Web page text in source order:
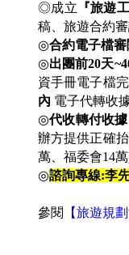
◎成立 『旅遊
稿、旅遊合約
◎合約電子檔審
◎出團前20天
資手冊電子檔
內 電子代轉收
◎代收轉付收據
辦方提供正確
萬、福委會14萬)
◎諮詢專線:李先
參閱 【旅遊規